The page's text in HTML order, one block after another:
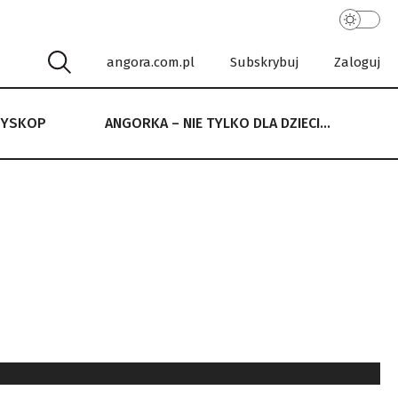
angora.com.pl Subskrybuj Zaloguj
ANGORKA – NIE TYLKO DLA DZIECI…
NIE TYLKO DLA DZIECI…